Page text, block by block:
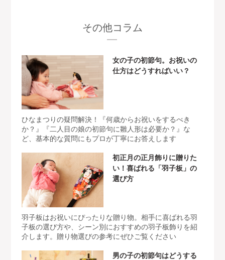
その他コラム
女の子の初節句。お祝いの
仕方はどうすればいい？
ひなまつりの疑問解決！『何歳からお祝いをするべき
か？』『二人目の娘の初節句に雛人形は必要か？』な
ど、基本的な質問にもプロが丁寧にお答えします
初正月の正月飾りに贈りた
い！喜ばれる「羽子板」の
選び方
羽子板はお祝いにぴったりな贈り物。相手に喜ばれる羽
子板の選び方や、シーン別におすすめの羽子板飾りを紹
介します。贈り物選びの参考にぜひご覧ください
男の子の初節句はどうする